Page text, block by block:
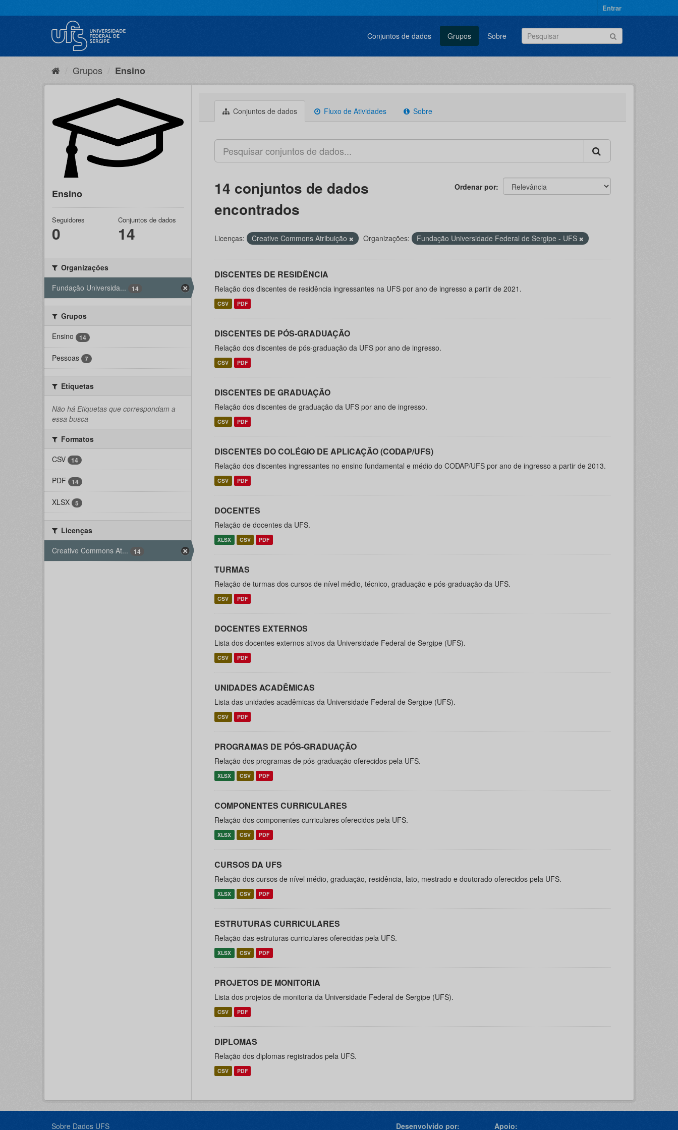
para
Entrar
Conjuntos de dados Grupos Sobre
Grupos Ensino
Ensino
Seguidores
0
Conjuntos de dados
14
Organizações
Fundação Universida...
14
Grupos
Ensino
14
Pessoas 7
Etiquetas
Não há Etiquetas que correspondam a
essa busca
Formatos
CSV
14
PDF 14
XLSX 5
Licenças
Creative Commons At...
14
Conjuntos de dados Fluxo de Atividades Sobre
Ordenar por
14 conjuntos de dados
encontrados
Licenças: Creative Commons Atribuição Organizações: Fundação Universidade Federal de Sergipe - UFS
DISCENTES DE RESIDÊNCIA
Relação dos discentes de residência ingressantes na UFS por ano de ingresso a partir de 2021.
CSV PDF
DISCENTES DE PÓS-GRADUAÇÃO
Relação dos discentes de pós-graduação da UFS por ano de ingresso.
CSV PDF
DISCENTES DE GRADUAÇÃO
Relação dos discentes de graduação da UFS por ano de ingresso.
CSV PDF
DISCENTES DO COLÉGIO DE APLICAÇÃO (CODAP/UFS)
Relação dos discentes ingressantes no ensino fundamental e médio do CODAP/UFS por ano de ingresso a partir de 2013.
CSV PDF
DOCENTES
Relação de docentes da UFS.
XLSX CSV PDF
TURMAS
Relação de turmas dos cursos de nível médio, técnico, graduação e pós-graduação da UFS.
CSV PDF
DOCENTES EXTERNOS
Lista dos docentes externos ativos da Universidade Federal de Sergipe (UFS).
CSV PDF
UNIDADES ACADÊMICAS
Lista das unidades acadêmicas da Universidade Federal de Sergipe (UFS).
CSV PDF
PROGRAMAS DE PÓS-GRADUAÇÃO
Relação dos programas de pós-graduação oferecidos pela UFS.
XLSX CSV PDF
COMPONENTES CURRICULARES
Relação dos componentes curriculares oferecidos pela UFS.
XLSX CSV PDF
CURSOS DA UFS
Relação dos cursos de nível médio, graduação, residência, lato, mestrado e doutorado oferecidos pela UFS.
XLSX CSV PDF
ESTRUTURAS CURRICULARES
Relação das estruturas curriculares oferecidas pela UFS.
XLSX CSV PDF
PROJETOS DE MONITORIA
Lista dos projetos de monitoria da Universidade Federal de Sergipe (UFS).
CSV PDF
DIPLOMAS
Relação dos diplomas registrados pela UFS.
CSV PDF
Sobre Dados UFS Desenvolvido por: Apoio: